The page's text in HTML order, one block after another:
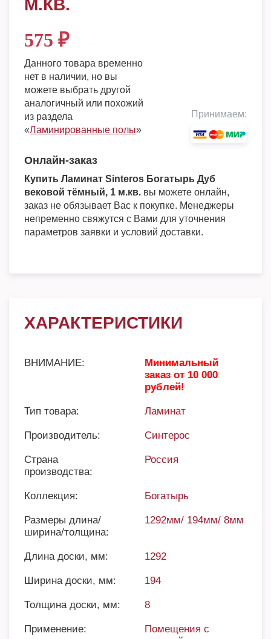
М.КВ.
575 ₽
Данного товара временно
нет в наличии, но вы
можете выбрать другой
аналогичный или похожий
из раздела
«Ламинированные полы»
Принимаем:
Онлайн-заказ
Купить Ламинат Sinteros Богатырь Дуб
вековой тёмный, 1 м.кв. вы можете онлайн,
заказ не обязывает Вас к покупке. Менеджеры
непременно свяжутся с Вами для уточнения
параметров заявки и условий доставки.
ХАРАКТЕРИСТИКИ
ВНИМАНИЕ:
Минимальный
заказ от 10 000
рублей!
Тип товара: Ламинат
Производитель: Синтерос
Страна
производства:
Россия
Коллекция: Богатырь
Размеры длина/
ширина/толщина:
1292мм/ 194мм/ 8мм
Длина доски, мм: 1292
Ширина доски, мм: 194
Толщина доски, мм: 8
Применение:
Помещения с